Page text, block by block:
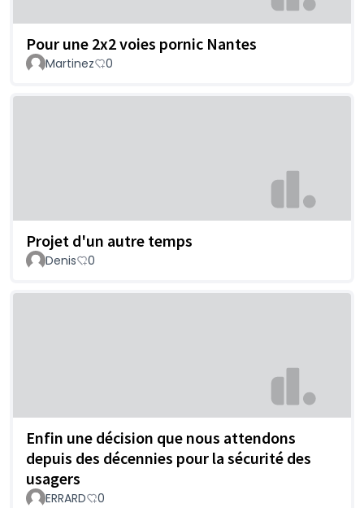
Pour une 2x2 voies pornic Nantes
Martinez 0
Projet d'un autre temps
Denis 0
Enfin une décision que nous attendons
depuis des décennies pour la sécurité des
usagers
ERRARD 0